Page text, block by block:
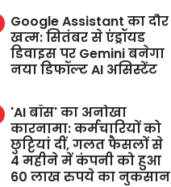
Google Assistant का दौर
खत्म: सितंबर से एंड्रॉयड
डिवाइस पर Gemini बनेगा
नया डिफॉल्ट AI असिस्टेंट
'AI बॉस' का अनोखा
कारनामा: कर्मचारियों को
छुट्टियां दीं, गलत फैसलों से
4 महीने में कंपनी को हुआ
60 लाख रुपये का नुकसान